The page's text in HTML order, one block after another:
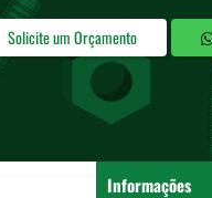
Solicite um Orçamento
Informações